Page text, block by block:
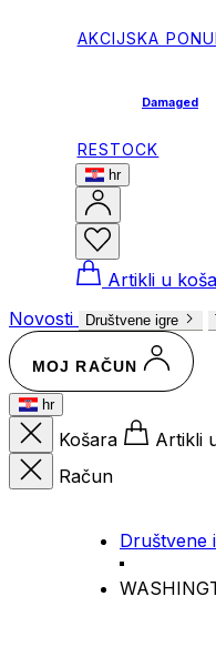
AKCIJSKA
Damaged
RESTOCK
hr
Artikli u
Novosti
Društvene igre
MOJ RAČUN
hr
Košara
Artikli
Račun
Društvene